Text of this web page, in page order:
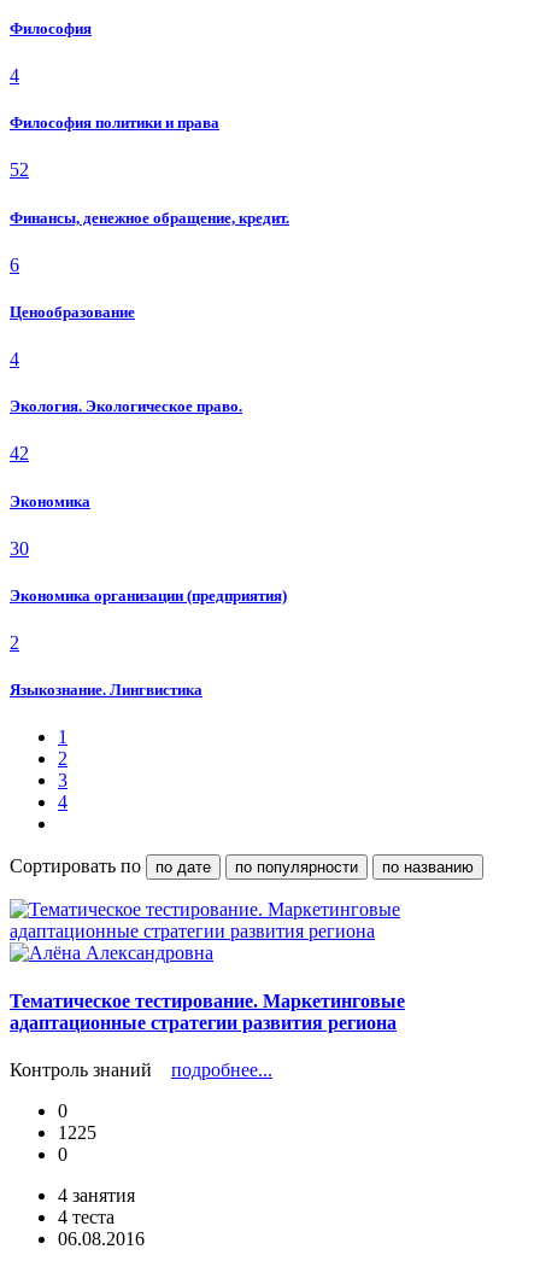
Философия
4
Философия политики и права
52
Финансы, денежное обращение, кредит.
6
Ценообразование
4
Экология. Экологическое право.
42
Экономика
30
Экономика организации (предприятия)
2
Языкознание. Лингвистика
1
2
3
4
Сортировать по по дате по популярности по названию
Тематическое тестирование. Маркетинговые
адаптационные стратегии развития региона
Контроль знаний подробнее...
0
1225
0
4 занятия
4 теста
06.08.2016